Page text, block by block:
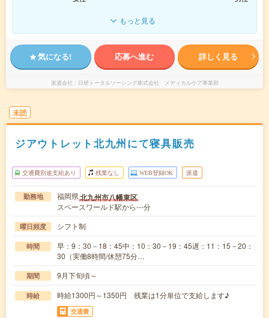
もっと見る
気になる! 応募へ進む 詳しく見る
派遣会社 日研トータルソーシング株式会社 メディカルケア事業部
未読
ジアウトレット北九州にて寝具販売
交通費別途支給あり 残業なし WEB登録OK 派遣
勤務地 福岡県北九州市八幡東区
スペースワールド駅から---分
曜日頻度 シフト制
時間
早：9：30－18：45中：10：30－19：45遅：11：15－20：
30（実働8時間/休憩75分…
期間 9月下旬頃～
時給 時給1300円～1350円 残業は1分単位で支給します♪
交通費